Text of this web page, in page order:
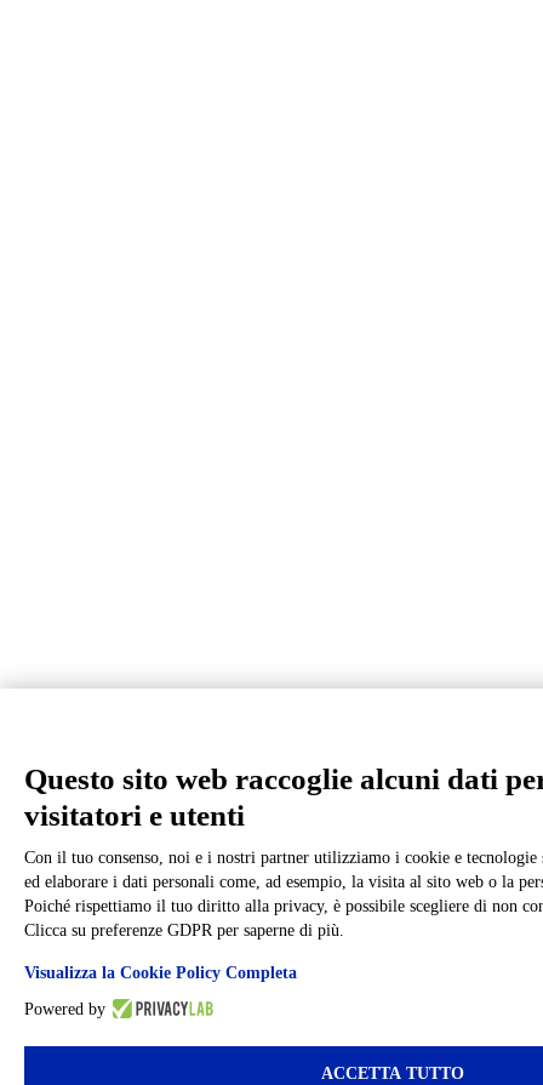
Questo sito web raccoglie alcuni dati
visitatori e utenti
Con il tuo consenso, noi e i nostri partner utilizziamo i cookie e tecnologie
ed elaborare i dati personali come, ad esempio, la visita al sito web o la
Poiché rispettiamo il tuo diritto alla privacy, è possibile scegliere di non
Clicca su preferenze GDPR per saperne di più.
Visualizza la Cookie Policy Completa
Powered by
ACCETTA TUTTO